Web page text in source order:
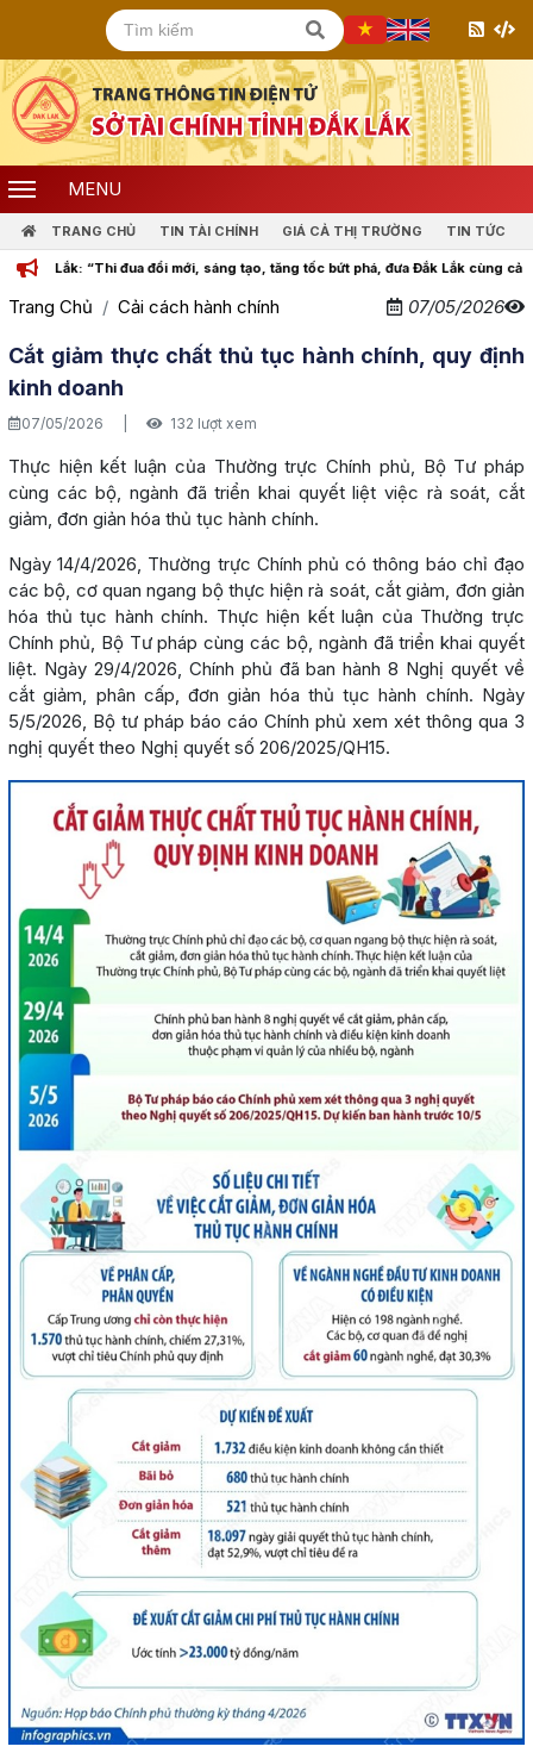
MENU
TRANG CHỦ TIN TÀI CHÍNH GIÁ CẢ THỊ TRƯỜNG TIN TỨC
“Thi đua đổi mới, sáng tạo, tăng tốc bứt phá, đưa Đắk Lắk cùng cả nước
Trang Chủ Cải cách hành chính 07/05/2026
Cắt giảm thực chất thủ tục hành chính, quy định
kinh doanh
07/05/2026 132 lượt xem
Thực hiện kết luận của Thường trực Chính phủ, Bộ Tư pháp
cùng các bộ, ngành đã triển khai quyết liệt việc rà soát, cắt
giảm, đơn giản hóa thủ tục hành chính.
Ngày 14/4/2026, Thường trực Chính phủ có thông báo chỉ đạo
các bộ, cơ quan ngang bộ thực hiện rà soát, cắt giảm, đơn giản
hóa thủ tục hành chính. Thực hiện kết luận của Thường trực
Chính phủ, Bộ Tư pháp cùng các bộ, ngành đã triển khai quyết
liệt. Ngày 29/4/2026, Chính phủ đã ban hành 8 Nghị quyết về
cắt giảm, phân cấp, đơn giản hóa thủ tục hành chính. Ngày
5/5/2026, Bộ tư pháp báo cáo Chính phủ xem xét thông qua 3
nghị quyết theo Nghị quyết số 206/2025/QH15.